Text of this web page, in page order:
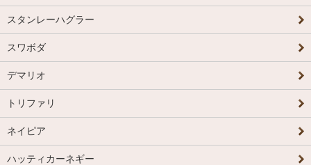
スタンレーハグラー
スワボダ
デマリオ
トリファリ
ネイピア
ハッティカーネギー